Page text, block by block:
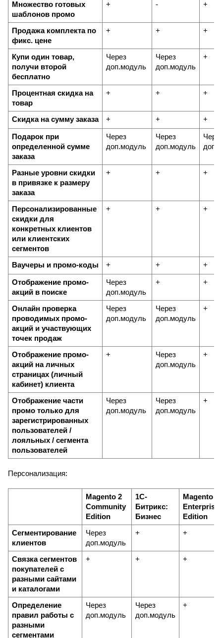
Множество готовых
шаблонов промо
+ - +
Продажа комплекта по
фикс. цене
+ + +
Купи один товар,
получи второй
бесплатно
Через
доп.модуль
Через
доп.модуль
+
Процентная скидка на
товар
+ + +
Скидка на сумму заказа + + +
Подарок при
определенной сумме
заказа
Через
доп.модуль
Через
доп.модуль
Разные уровни скидки
в привязке к размеру
заказа
+ + +
Персонализированные
скидки для
конкретных клиентов
или клиентских
сегментов
+ + +
Ваучеры и промо-коды + + +
Отображение промо-
акций в поиске
Через
доп.модуль
+ +
Онлайн проверка
проводимых промо-
акций и участвующих
точек продаж
Через
доп.модуль
Через
доп.модуль
+
Отображение промо-
акций на личных
страницах (личный
кабинет) клиента
+
Через
доп.модуль
+
Отображение части
промо только для
зарегистрированных
пользователей /
лояльных / сегмента
пользователей
Через
доп.модуль
Через
доп.модуль
+
Персонализация:
Magento 2
Community
Edition
1С-
Битрикс:
Бизнес
Magento 2
Enterprise
Edition
Сегментирование
клиентов
Через
доп.модуль
+ +
Связка сегментов
покупателей с
разными сайтами
и каталогами
+ + +
Определение
правил работы с
разными
сегментами
Через
доп.модуль
Через
доп.модуль
+